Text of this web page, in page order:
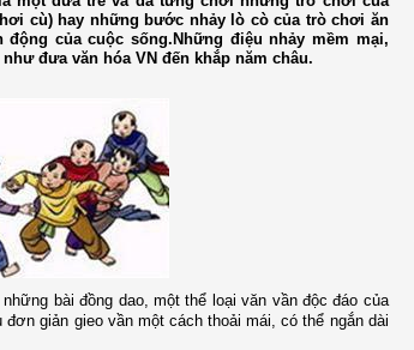
cù) hay những bước nhảy lò cò của trò chơi ăn
của cuộc sống.Những điệu nhảy mềm mại,
đưa văn hóa VN đến khắp năm châu.
bài đồng dao, một thể loại văn vần độc đáo của
giản gieo vần một cách thoải mái, có thể ngắn dài